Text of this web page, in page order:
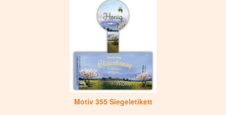
Motiv 355 Siegeletikett